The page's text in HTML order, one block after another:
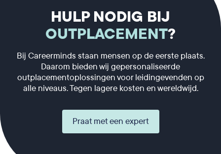
HULP NODIG BIJ
OUTPLACEMENT?
Bij Careerminds staan mensen op de eerste plaats.
Daarom bieden wij gepersonaliseerde
outplacementoplossingen voor leidingevenden op
alle niveaus. Tegen lagere kosten en wereldwijd.
Praat met een expert